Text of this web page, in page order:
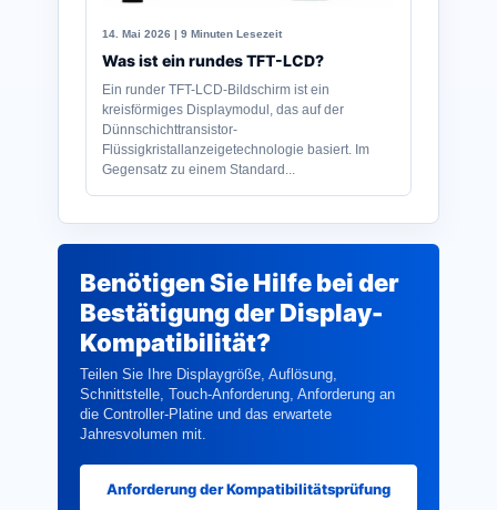
14. Mai 2026 | 9 Minuten Lesezeit
Was ist ein rundes TFT-LCD?
Ein runder TFT-LCD-Bildschirm ist ein
kreisförmiges Displaymodul, das auf der
Dünnschichttransistor-
Flüssigkristallanzeigetechnologie basiert. Im
Gegensatz zu einem Standard...
Benötigen Sie Hilfe bei der
Bestätigung der Display-
Kompatibilität?
Teilen Sie Ihre Displaygröße, Auflösung,
Schnittstelle, Touch-Anforderung, Anforderung an
die Controller-Platine und das erwartete
Jahresvolumen mit.
Anforderung der Kompatibilitätsprüfung